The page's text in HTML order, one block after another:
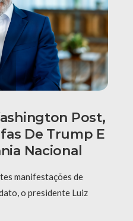
Post,
De Trump E
Nacional
manifestações de
o presidente Luiz